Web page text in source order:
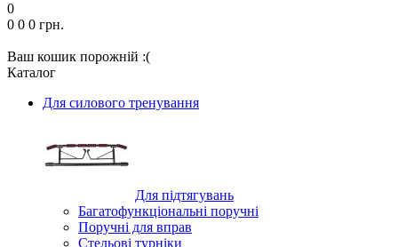
0
0 0 0 грн.
Ваш кошик порожній :(
Каталог
Для силового тренування
Для підтягувань
Багатофункціональні поручні
Поручні для вправ
Стельові турніки